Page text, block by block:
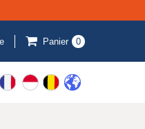
Panier 0